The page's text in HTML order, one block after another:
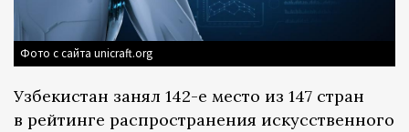
Фото с сайта unicraft.org
Узбекистан занял 142-е место из 147 стран
в рейтинге распространения искусственного